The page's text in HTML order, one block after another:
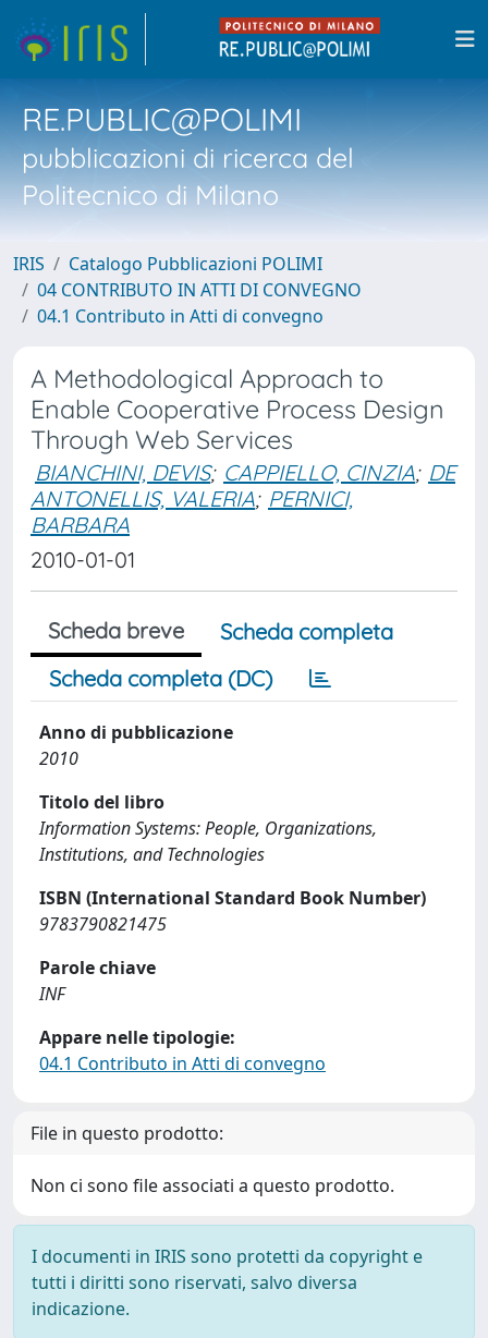
RE.PUBLIC@POLIMI
pubblicazioni di ricerca del
Politecnico di Milano
IRIS
Catalogo Pubblicazioni POLIMI
04 CONTRIBUTO IN ATTI DI CONVEGNO
04.1 Contributo in Atti di convegno
A Methodological Approach to
Enable Cooperative Process Design
Through Web Services
BIANCHINI, DEVIS; CAPPIELLO, CINZIA; DE
ANTONELLIS, VALERIA; PERNICI,
BARBARA
2010-01-01
Scheda breve
Scheda completa
Scheda completa (DC)
Anno di pubblicazione
2010
Titolo del libro
Information Systems: People, Organizations,
Institutions, and Technologies
ISBN (International Standard Book Number)
9783790821475
Parole chiave
INF
Appare nelle tipologie:
04.1 Contributo in Atti di convegno
File in questo prodotto:
Non ci sono file associati a questo prodotto.
I documenti in IRIS sono protetti da copyright e
tutti i diritti sono riservati, salvo diversa
indicazione.